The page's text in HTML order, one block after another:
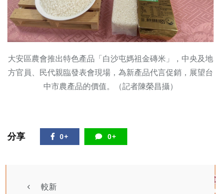
大安區農會推出特色產品「白沙屯媽祖金磚米」，中央及地
方官員、民代親臨發表會現場，為新產品代言促銷，展望台
中市農產品的價值。（記者陳榮昌攝）
分享 0+ 0+
較新